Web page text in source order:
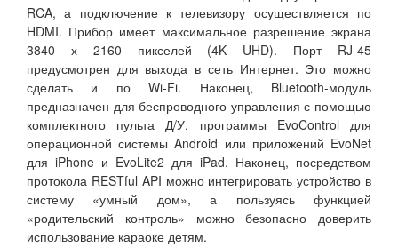
RCA, а подключение к телевизору осуществляется по
HDMI. Прибор имеет максимальное разрешение экрана
3840 х 2160 пикселей (4K UHD). Порт RJ-45
предусмотрен для выхода в сеть Интернет. Это можно
сделать и по Wi-Fi. Наконец, Bluetooth-модуль
предназначен для беспроводного управления с помощью
комплектного пульта Д/У, программы EvoControl для
операционной системы Android или приложений EvoNet
для iPhone и EvoLite2 для iPad. Наконец, посредством
протокола RESTful API можно интегрировать устройство в
систему «умный дом», а пользуясь функцией
«родительский контроль» можно безопасно доверить
использование караоке детям.